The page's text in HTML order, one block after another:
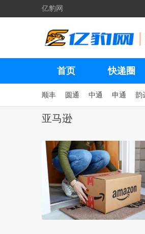
亿豹网
首页 快递圈
顺丰 圆通 中通 申通 韵
亚马逊